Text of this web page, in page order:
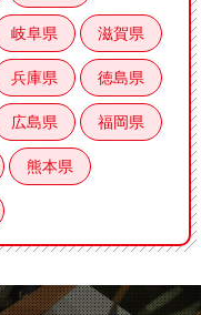
岐阜県 滋賀県
兵庫県 徳島県
広島県 福岡県
熊本県